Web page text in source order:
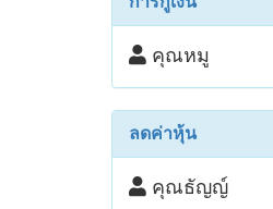
คุณหมู
ลดค่าหุ้น
คุณธัญญ์